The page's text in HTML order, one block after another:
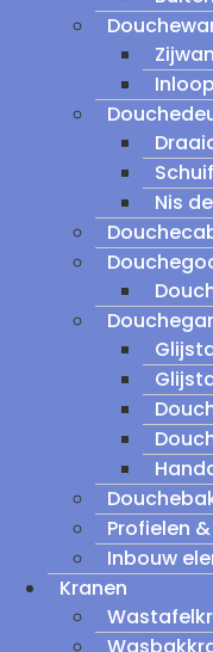
Nis
Profielen
Inbouw
Kranen